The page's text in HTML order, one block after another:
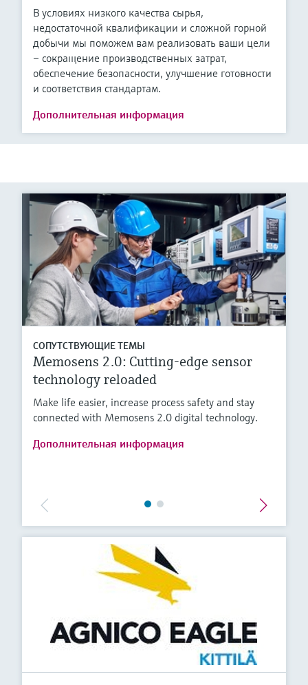
В условиях низкого качества сырья,
недостаточной квалификации и сложной горной
добычи мы поможем вам реализовать ваши цели
– сокращение производственных затрат,
обеспечение безопасности, улучшение готовности
и соответствия стандартам.
Дополнительная информация
СОПУТСТВУЮЩИЕ ТЕМЫ
Memosens 2.0: Cutting-edge sensor
technology reloaded
Make life easier, increase process safety and stay
connected with Memosens 2.0 digital technology.
Дополнительная информация